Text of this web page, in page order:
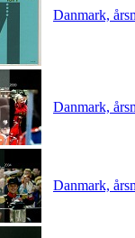
Danmark,
Danmark,
Danmark,